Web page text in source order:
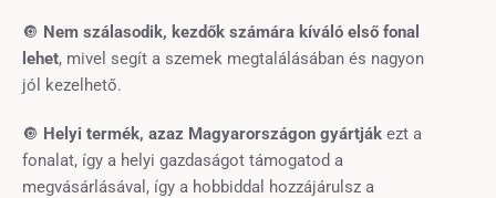
🔘 Nem szálasodik, kezdők számára kíváló első fonal
lehet, mivel segít a szemek megtalálásában és nagyon
jól kezelhető.
🔘 Helyi termék, azaz Magyarországon gyártják ezt a
fonalat, így a helyi gazdaságot támogatod a
megvásárlásával, így a hobbiddal hozzájárulsz a